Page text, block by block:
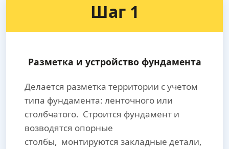
Шаг 1
Разметка и устройство фундамента
Делается разметка территории с учетом
типа фундамента: ленточного или
столбчатого. Строится фундамент и
возводятся опорные
столбы, монтируются закладные детали,